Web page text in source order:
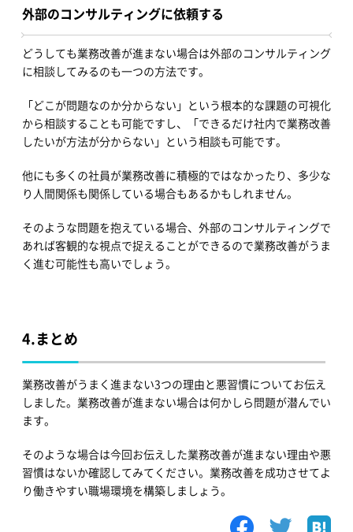
外部のコンサルティングに依頼する
どうしても業務改善が進まない場合は外部のコンサルティング
に相談してみるのも一つの方法です。
「どこが問題なのか分からない」という根本的な課題の可視化
から相談することも可能ですし、「できるだけ社内で業務改善
したいが方法が分からない」という相談も可能です。
他にも多くの社員が業務改善に積極的ではなかったり、多少な
り人間関係も関係している場合もあるかもしれません。
そのような問題を抱えている場合、外部のコンサルティングで
あれば客観的な視点で捉えることができるので業務改善がうま
く進む可能性も高いでしょう。
4.まとめ
業務改善がうまく進まない3つの理由と悪習慣についてお伝え
しました。業務改善が進まない場合は何かしら問題が潜んでい
ます。
そのような場合は今回お伝えした業務改善が進まない理由や悪
習慣はないか確認してみてください。業務改善を成功させてよ
り働きやすい職場環境を構築しましょう。